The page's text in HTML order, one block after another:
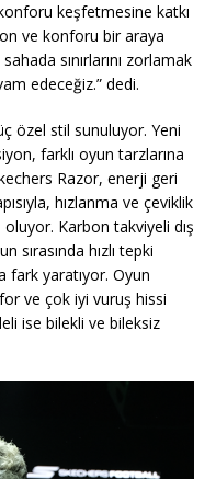
keşfetmesine katkı
ve konforu bir araya
sınırlarını zorlamak
edeceğiz.” dedi.
özel stil sunuluyor. Yeni
farklı oyun tarzlarına
Razor, enerji geri
hızlanma ve çeviklik
Karbon takviyeli dış
sırasında hızlı tepki
fark yaratıyor. Oyun
ve çok iyi vuruş hissi
ise bilekli ve bileksiz